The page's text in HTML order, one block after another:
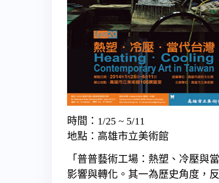
時間：1/25 ~ 5/11
地點：高雄市立美術館
「普普藝術工場：熱塑、冷壓與
影響與轉化。其一為歷史角度，